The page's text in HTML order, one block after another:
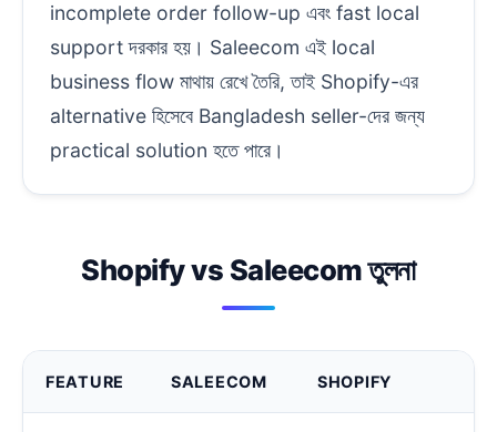
incomplete order follow-up এবং fast local
support দরকার হয়। Saleecom এই local
business flow মাথায় রেখে তৈরি, তাই Shopify-এর
alternative হিসেবে Bangladesh seller-দের জন্য
practical solution হতে পারে।
Shopify vs Saleecom তুলনা
FEATURE SALEECOM SHOPIFY